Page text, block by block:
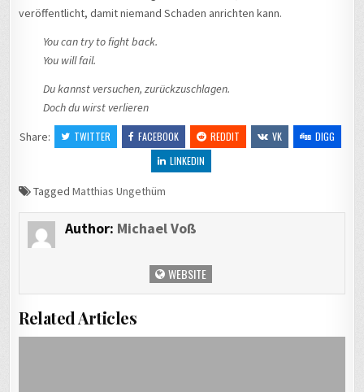
veröffentlicht, damit niemand Schaden anrichten kann.
You can try to fight back.
You will fail.
Du kannst versuchen, zurückzuschlagen.
Doch du wirst verlieren
Share:
TWITTER FACEBOOK REDDIT VK
DIGG
LINKEDIN
TaggedMatthias Ungethüm
Author: Michael Voß
WEBSITE
Related Articles